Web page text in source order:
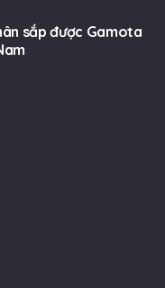
sắp được Gamota